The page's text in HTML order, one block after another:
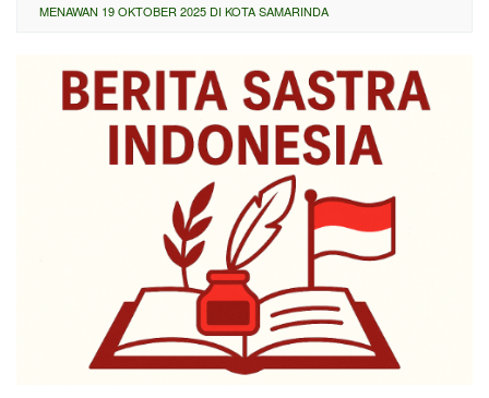
MENAWAN 19 OKTOBER 2025 DI KOTA SAMARINDA